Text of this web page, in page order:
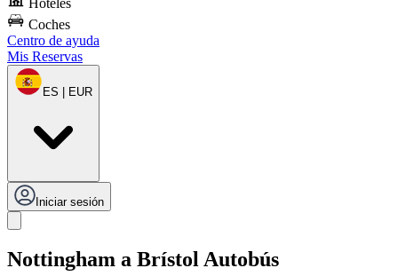
Hoteles
Coches
Centro de ayuda
Mis Reservas
ES | EUR
Iniciar sesión
Nottingham a Brístol Autobús